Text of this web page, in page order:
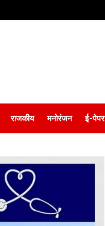
राजकीय मनोरंजन ई-पेपर